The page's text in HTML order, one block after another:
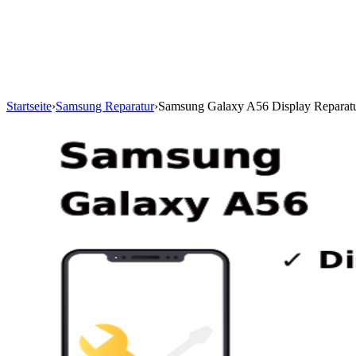
Startseite›Samsung Reparatur›Samsung Galaxy A56 Display